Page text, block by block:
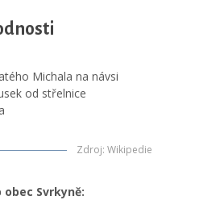
Michala na návsi
od střelnice
Zdroj: Wikipedie
Svrkyně: